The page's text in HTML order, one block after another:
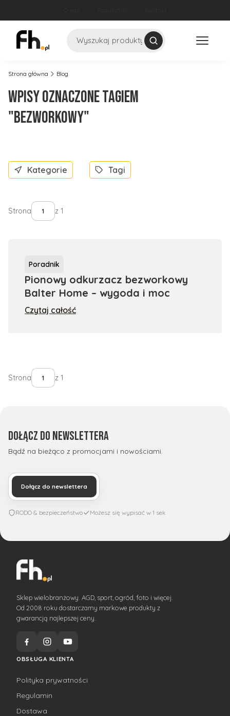
Szukaj
Strona główna Blog
Wpisy oznaczone tagiem
"bezworkowy"
Kategorie Tagi
Strona z 1
Poradnik
Pionowy odkurzacz bezworkowy
Balter Home – wygoda i moc
Czytaj całość
Strona z 1
Dołącz do newslettera
Bądź na bieżąco z promocjami i nowościami.
Dołącz do newslettera
RODO & bezpieczeństwo Możesz się wypisać w 1 sek
Sklep wielobranżowy. AGD, sport, ogród, foto i więcej.
Od 2008 roku dostarczamy markowe produkty z
gwarancją najlepszej ceny.
OBSŁUGA KLIENTA
Polityka prywatności
Regulamin
Dostawa